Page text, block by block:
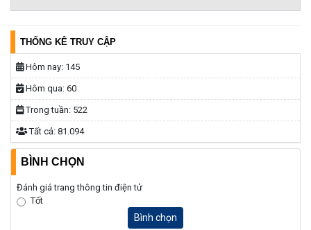
THỐNG KÊ TRUY CẬP
Hôm nay: 145
Hôm qua: 60
Trong tuần: 522
Tất cả: 81.094
BÌNH CHỌN
Đánh giá trang thông tin điện tử
Tốt
Bình chọn